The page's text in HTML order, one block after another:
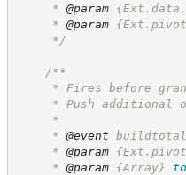
* @param
* @param
*/
/**
* Fires before grand
* Push additional
*
* @event
* @param
* @param {Array}